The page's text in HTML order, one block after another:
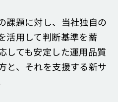
課題に対し、当社独自の
活用して判断基準を蓄
しても安定した運用品質
と、それを支援する新サ